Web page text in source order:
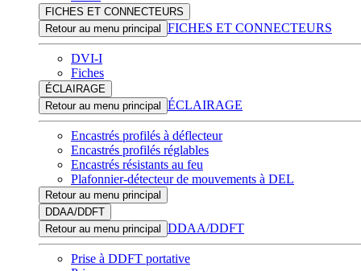
FICHES ET CONNECTEURS
Retour au menu principal
FICHES ET CONNECTEURS
DVI-I
Fiches
ÉCLAIRAGE
Retour au menu principal
ÉCLAIRAGE
Encastrés profilés à déflecteur
Encastrés profilés réglables
Encastrés résistants au feu
Plafonnier-détecteur de mouvements à DEL
Retour au menu principal
DDAA/DDFT
Retour au menu principal
DDAA/DDFT
Prise à DDFT portative